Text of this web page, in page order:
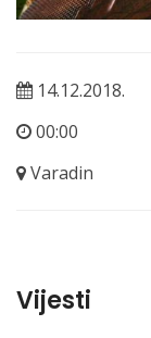
14.12.2018.
00:00
Varadin
Vijesti